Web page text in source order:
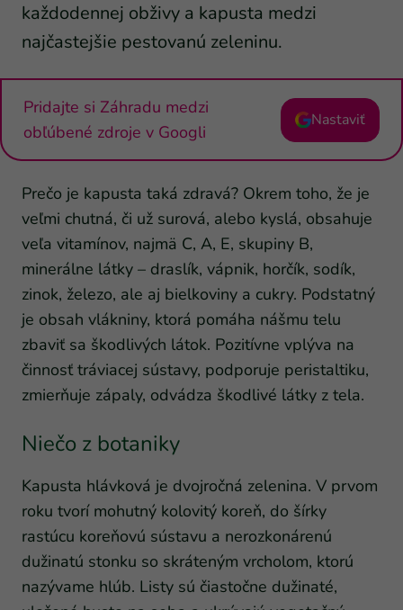
každodennej obživy a kapusta medzi
najčastejšie pestovanú zeleninu.
Pridajte si Záhradu medzi
obľúbené zdroje v Googli
Nastaviť
Prečo je kapusta taká zdravá? Okrem toho, že je
veľmi chutná, či už surová, alebo kyslá, obsahuje
veľa vitamínov, najmä C, A, E, skupiny B,
minerálne látky – draslík, vápnik, horčík, sodík,
zinok, železo, ale aj bielkoviny a cukry. Podstatný
je obsah vlákniny, ktorá pomáha nášmu telu
zbaviť sa škodlivých látok. Pozitívne vplýva na
činnosť tráviacej sústavy, podporuje peristaltiku,
zmierňuje zápaly, odvádza škodlivé látky z tela.
Niečo z botaniky
Kapusta hlávková je dvojročná zelenina. V prvom
roku tvorí mohutný kolovitý koreň, do šírky
rastúcu koreňovú sústavu a nerozkonárenú
dužinatú stonku so skráteným vrcholom, ktorú
nazývame hlúb. Listy sú čiastočne dužinaté,